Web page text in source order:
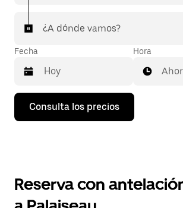
¿A dónde vamos?
Fecha
Pulsa
flecha
calendario
Hora
Consulta los precios
Reserva con